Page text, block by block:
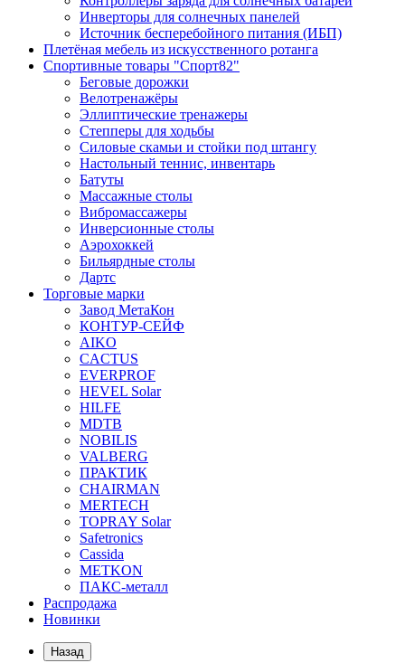
Инверторы для солнечных панелей
Источник бесперебойного питания (ИБП)
Плетёная мебель из искусственного ротанга
Спортивные товары "Спорт82"
Беговые дорожки
Велотренажёры
Эллиптические тренажеры
Степперы для ходьбы
Силовые скамьи и стойки под штангу
Настольный теннис, инвентарь
Батуты
Массажные столы
Вибромассажеры
Инверсионные столы
Аэрохоккей
Бильярдные столы
Дартс
Торговые марки
Завод МетаКон
КОНТУР-СЕЙФ
AIKO
CACTUS
EVERPROF
HEVEL Solar
HILFE
MDTB
NOBILIS
VALBERG
ПРАКТИК
CHAIRMAN
MERTECH
TOPRAY Solar
Safetronics
Cassida
METKON
ПАКС-металл
Распродажа
Новинки
Назад